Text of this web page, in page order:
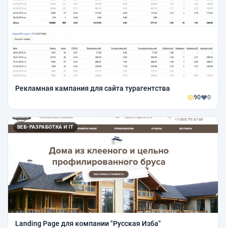
Рекламная кампания для сайта турагентства
90 0
ВЕБ-РАЗРАБОТКА И IT
Landing Page для компании "Русская Изба"